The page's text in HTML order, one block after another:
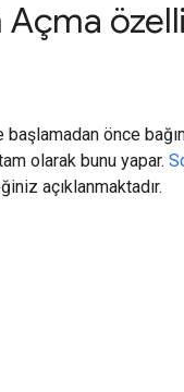
önce
olarak bunu yapar.
açıklanmaktadır.